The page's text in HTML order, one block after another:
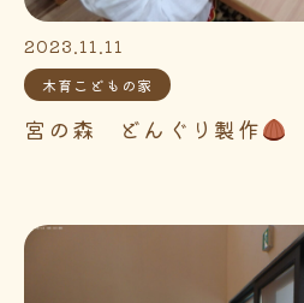
2023.11.11
木育こどもの家
宮の森 どんぐり製作